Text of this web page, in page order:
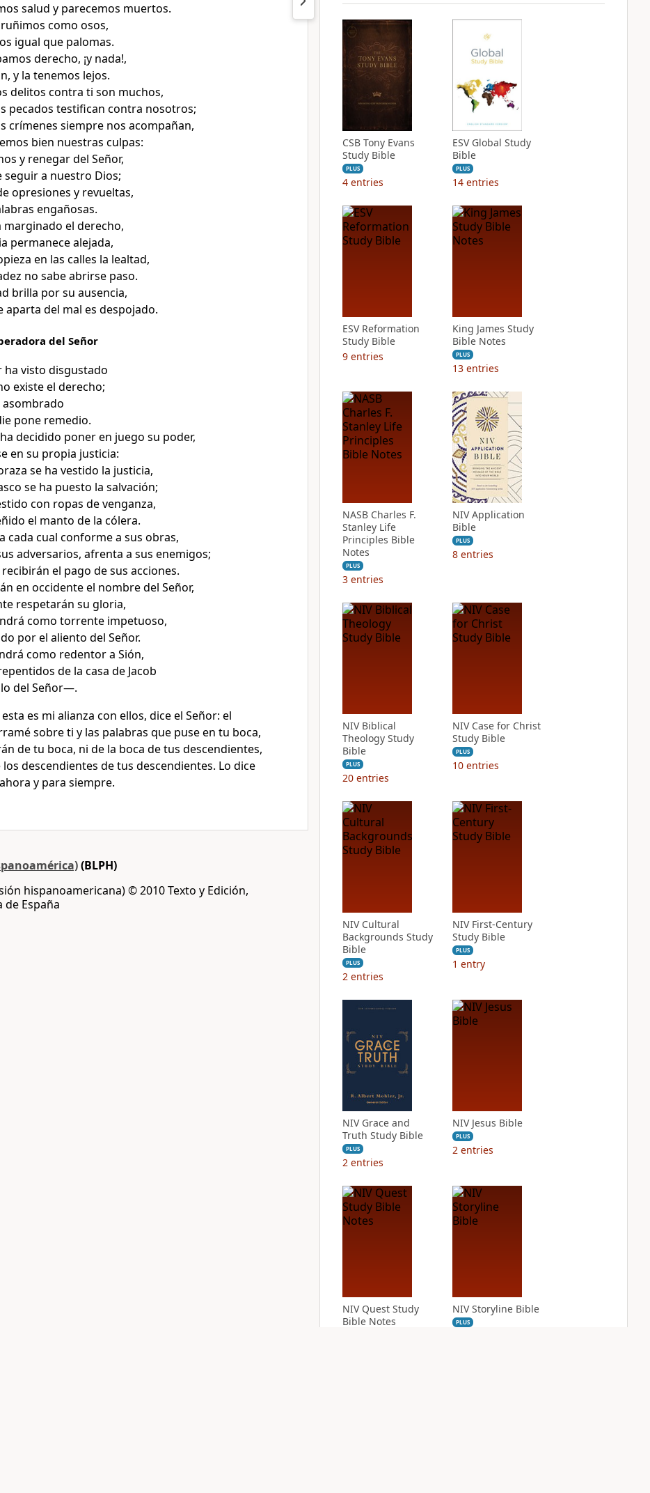
salud y parecemos muertos.
como osos,
igual que palomas.
derecho, ¡y nada!,
y la tenemos lejos.
delitos contra ti son muchos,
pecados testifican contra nosotros;
crímenes siempre nos acompañan,
bien nuestras culpas:
y renegar del Señor,
seguir a nuestro Dios;
opresiones y revueltas,
engañosas.
marginado el derecho,
permanece alejada,
en las calles la lealtad,
no sabe abrirse paso.
brilla por su ausencia,
aparta del mal es despojado.
del Señor
ha visto disgustado
existe el derecho;
asombrado
pone remedio.
decidido poner en juego su poder,
en su propia justicia:
se ha vestido la justicia,
se ha puesto la salvación;
con ropas de venganza,
el manto de la cólera.
cada cual conforme a sus obras,
adversarios, afrenta a sus enemigos;
recibirán el pago de sus acciones.
en occidente el nombre del Señor,
respetarán su gloria,
como torrente impetuoso,
por el aliento del Señor.
como redentor a Sión,
de la casa de Jacob
del Señor—.
es mi alianza con ellos, dice el Señor: el
sobre ti y las palabras que puse en tu boca,
de tu boca, ni de la boca de tus descendientes,
los descendientes de tus descendientes. Lo dice
y para siempre.
(BLPH)
hispanoamericana) © 2010 Texto y Edición,
de España
CSB Tony Evans
Study Bible
PLUS
4 entries
ESV Global Study
Bible
PLUS
14 entries
ESV Reformation
Study Bible
9 entries
King James Study
Bible Notes
PLUS
13 entries
NASB Charles F.
Stanley Life
Principles Bible
Notes
PLUS
3 entries
NIV Application
Bible
PLUS
8 entries
NIV Biblical
Theology Study
Bible
PLUS
20 entries
NIV Case for Christ
Study Bible
PLUS
10 entries
NIV Cultural
Backgrounds Study
Bible
PLUS
2 entries
NIV First-Century
Study Bible
PLUS
1 entry
NIV Grace and
Truth Study Bible
PLUS
2 entries
NIV Jesus Bible
PLUS
2 entries
NIV Quest Study
Bible Notes
NIV Storyline Bible
PLUS